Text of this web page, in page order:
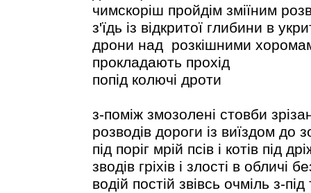
чимскоріш пройдім зміїним
з'їдь із відкритої глибини в
дрони над розкішними
прокладають прохід
попід колючі дроти
з-поміж змозолені стовби
розводів дороги із виїздом до
під поріг мрій псів і котів під
зводів гріхів і злості в обличі
водій постій звівсь очміль з-під